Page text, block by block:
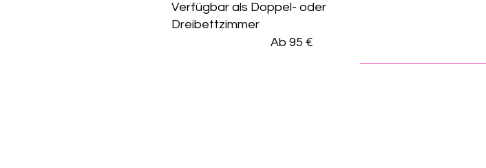
Verfügbar als Doppel- oder
Dreibettzimmer
Ab 95 €